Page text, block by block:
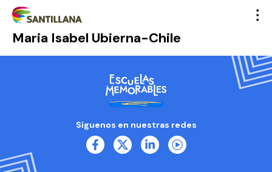
Maria Isabel Ubierna-Chile
Síguenos en nuestras redes